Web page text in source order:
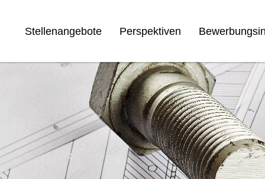
Stellenangebote Perspektiven